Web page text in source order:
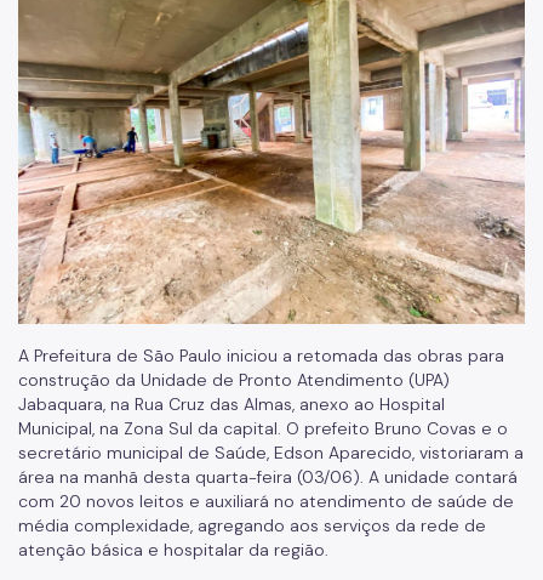
A Prefeitura de São Paulo iniciou a retomada das obras para
construção da Unidade de Pronto Atendimento (UPA)
Jabaquara, na Rua Cruz das Almas, anexo ao Hospital
Municipal, na Zona Sul da capital. O prefeito Bruno Covas e o
secretário municipal de Saúde, Edson Aparecido, vistoriaram a
área na manhã desta quarta-feira (03/06). A unidade contará
com 20 novos leitos e auxiliará no atendimento de saúde de
média complexidade, agregando aos serviços da rede de
atenção básica e hospitalar da região.